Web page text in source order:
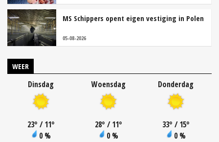
MS Schippers opent eigen vestiging in Polen
05-08-2026
WEER
Dinsdag
23° / 11°
0 %
Woensdag
28° / 11°
0 %
Donderdag
33° / 15°
0 %